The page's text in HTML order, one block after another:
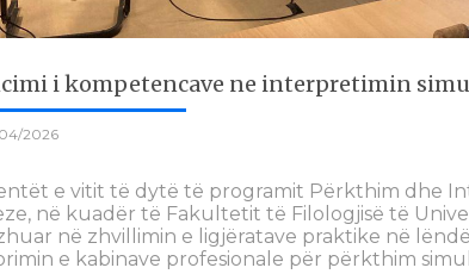
i kompetencave ne interpretimin
2026
e vitit të dytë të programit Përkthim dhe
në kuadër të Fakultetit të Filologjisë të
në zhvillimin e ligjëratave praktike në
e kabinave profesionale për përkthim